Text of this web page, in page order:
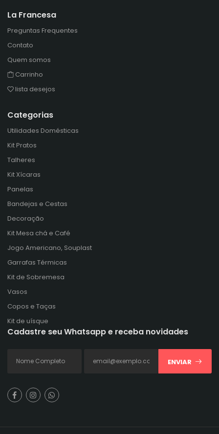
La Francesa
Preguntas Frequentes
Contato
Quem somos
Carrinho
lista desejos
Categorias
Utilidades Domésticas
Kit Pratos
Talheres
Kit Xícaras
Panelas
Bandejas e Cestas
Decoração
Kit Mesa chá e Café
Jogo Americano, Souplast
Garrafas Térmicas
Kit de Sobremesa
Vasos
Copos e Taças
Kit de uísque
Cadastre seu Whatsapp e receba novidades
ENVIAR